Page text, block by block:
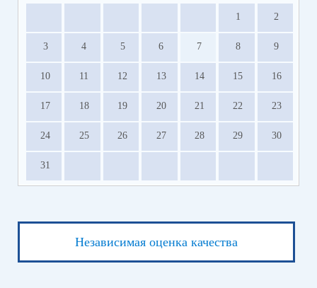
1 2
3 4 5 6 7 8 9
10 11 12 13 14 15 16
17 18 19 20 21 22 23
24 25 26 27 28 29 30
31
Независимая оценка качества